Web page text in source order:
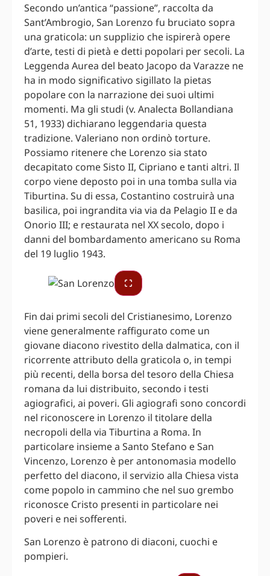
Secondo un’antica “passione”, raccolta da
Sant’Ambrogio, San Lorenzo fu bruciato sopra
una graticola: un supplizio che ispirerà opere
d’arte, testi di pietà e detti popolari per secoli. La
Leggenda Aurea del beato Jacopo da Varazze ne
ha in modo significativo sigillato la pietas
popolare con la narrazione dei suoi ultimi
momenti. Ma gli studi (v. Analecta Bollandiana
51, 1933) dichiarano leggendaria questa
tradizione. Valeriano non ordinò torture.
Possiamo ritenere che Lorenzo sia stato
decapitato come Sisto II, Cipriano e tanti altri. Il
corpo viene deposto poi in una tomba sulla via
Tiburtina. Su di essa, Costantino costruirà una
basilica, poi ingrandita via via da Pelagio II e da
Onorio III; e restaurata nel XX secolo, dopo i
danni del bombardamento americano su Roma
del 19 luglio 1943.
Fin dai primi secoli del Cristianesimo, Lorenzo
viene generalmente raffigurato come un
giovane diacono rivestito della dalmatica, con il
ricorrente attributo della graticola o, in tempi
più recenti, della borsa del tesoro della Chiesa
romana da lui distribuito, secondo i testi
agiografici, ai poveri. Gli agiografi sono concordi
nel riconoscere in Lorenzo il titolare della
necropoli della via Tiburtina a Roma. In
particolare insieme a Santo Stefano e San
Vincenzo, Lorenzo è per antonomasia modello
perfetto del diacono, il servizio alla Chiesa vista
come popolo in cammino che nel suo grembo
riconosce Cristo presenti in particolare nei
poveri e nei sofferenti.
San Lorenzo è patrono di diaconi, cuochi e
pompieri.